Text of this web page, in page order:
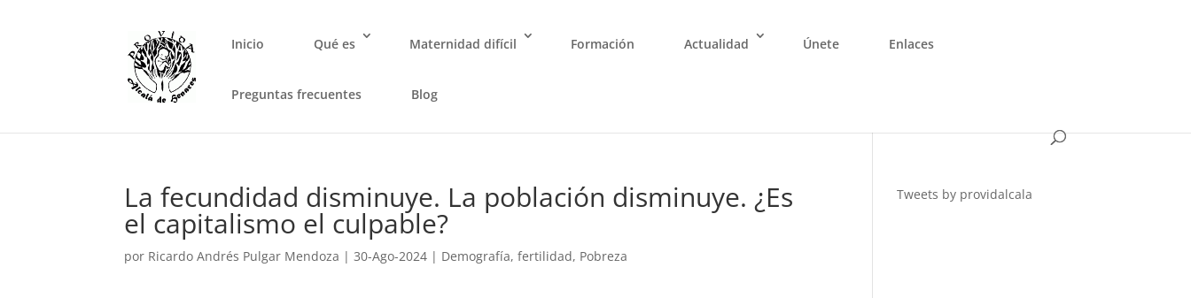
Inicio Qué es Maternidad difícil Formación Actualidad Únete Enlaces
Preguntas frecuentes Blog
La fecundidad disminuye. La población disminuye. ¿Es
el capitalismo el culpable?
por Ricardo Andrés Pulgar Mendoza |30-Ago-2024 | Demografí­a,fertilidad, Pobreza
Tweets by providalcala